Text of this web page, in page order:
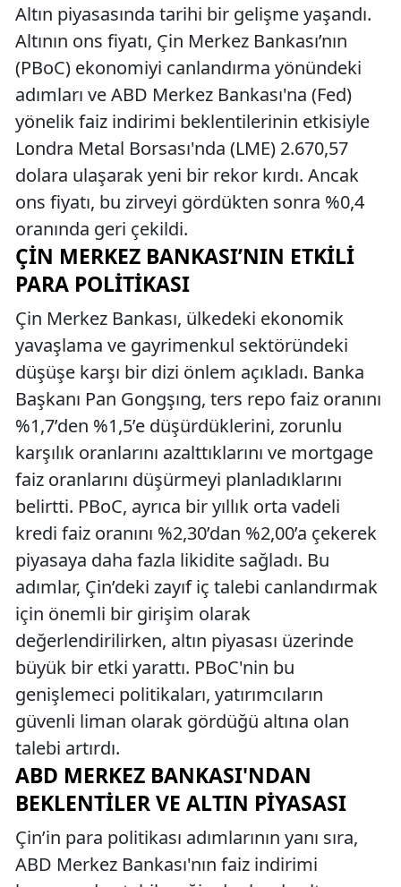
Altın piyasasında tarihi bir gelişme yaşandı.
Altının ons fiyatı, Çin Merkez Bankası’nın
(PBoC) ekonomiyi canlandırma yönündeki
adımları ve ABD Merkez Bankası'na (Fed)
yönelik faiz indirimi beklentilerinin etkisiyle
Londra Metal Borsası'nda (LME) 2.670,57
dolara ulaşarak yeni bir rekor kırdı. Ancak
ons fiyatı, bu zirveyi gördükten sonra %0,4
oranında geri çekildi.
ÇIN MERKEZ BANKASI’NIN ETKILI
PARA POLITIKASI
Çin Merkez Bankası, ülkedeki ekonomik
yavaşlama ve gayrimenkul sektöründeki
düşüşe karşı bir dizi önlem açıkladı. Banka
Başkanı Pan Gongşıng, ters repo faiz oranını
%1,7’den %1,5’e düşürdüklerini, zorunlu
karşılık oranlarını azalttıklarını ve mortgage
faiz oranlarını düşürmeyi planladıklarını
belirtti. PBoC, ayrıca bir yıllık orta vadeli
kredi faiz oranını %2,30’dan %2,00’a çekerek
piyasaya daha fazla likidite sağladı. Bu
adımlar, Çin’deki zayıf iç talebi canlandırmak
için önemli bir girişim olarak
değerlendirilirken, altın piyasası üzerinde
büyük bir etki yarattı. PBoC'nin bu
genişlemeci politikaları, yatırımcıların
güvenli liman olarak gördüğü altına olan
talebi artırdı.
ABD MERKEZ BANKASI'NDAN
BEKLENTILER VE ALTIN PIYASASI
Çin’in para politikası adımlarının yanı sıra,
ABD Merkez Bankası'nın faiz indirimi